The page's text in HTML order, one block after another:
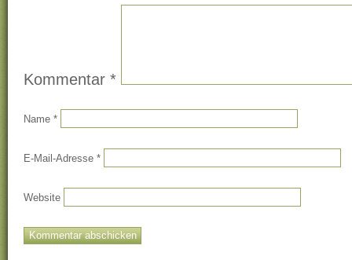
Kommentar *
Name *
E-Mail-Adresse *
Website